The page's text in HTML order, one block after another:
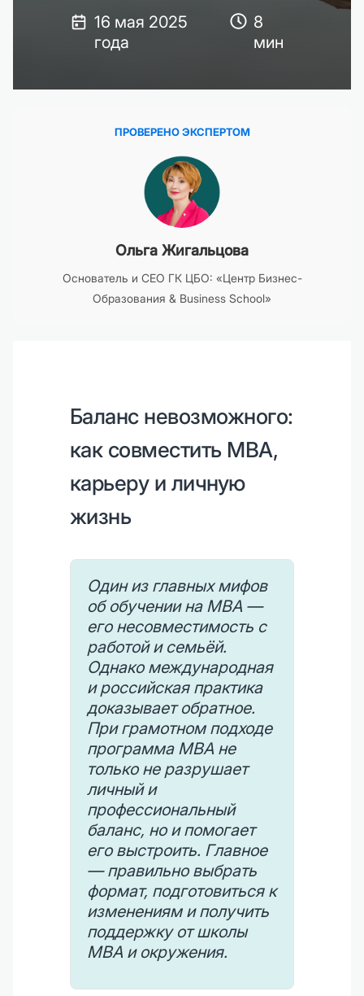
16 мая 2025
года
8
мин
ПРОВЕРЕНО ЭКСПЕРТОМ
Ольга Жигальцова
Основатель и CEO ГК ЦБО: «Центр Бизнес-
Образования & Business School»
Баланс невозможного:
как совместить MBA,
карьеру и личную
жизнь
Один из главных мифов
об обучении на MBA —
его несовместимость с
работой и семьёй.
Однако международная
и российская практика
доказывает обратное.
При грамотном подходе
программа MBA не
только не разрушает
личный и
профессиональный
баланс, но и помогает
его выстроить. Главное
— правильно выбрать
формат, подготовиться к
изменениям и получить
поддержку от школы
MBA и окружения.